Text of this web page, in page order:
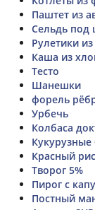
Паштет из
Сельдь под
Рулетики
Каша из
Тесто
Шанешки
форель
Урбечь
Колбаса
Красный
Творог 5%
Пирог с
Постный